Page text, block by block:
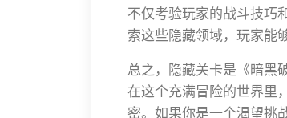
不仅考验玩家的战斗技巧
索这些隐藏领域，玩家能
总之，隐藏关卡是《暗黑
在这个充满冒险的世界里
密。如果你是一个渴望挑